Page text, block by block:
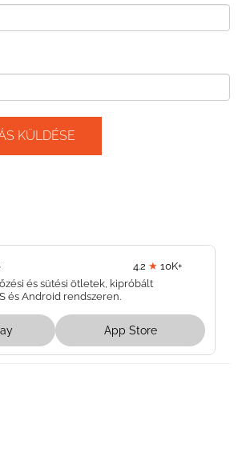
4.2 ★ 10K+
és sütési ötletek, kipróbált
és Android rendszeren.
App Store